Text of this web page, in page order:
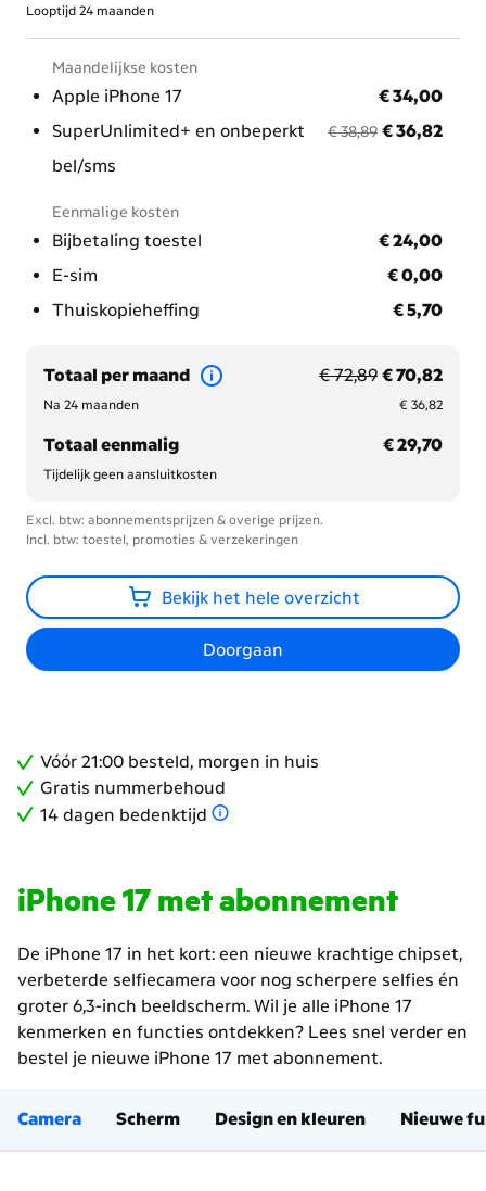
Looptijd 24 maanden
Maandelijkse kosten
Apple iPhone 17 € 34,00
€ 34,00
SuperUnlimited+ en onbeperkt
bel/sms
voorheen € 38,89
€ 38,89
nu met korting €
€ 36,82
Eenmalige kosten
Bijbetaling toestel € 24,00
€ 24,00
E-sim
€ 0,00
€ 0,00
Thuiskopieheffing
€ 5,70
€ 5,70
Totaal per maand voorheen € 72,89
€ 72,89
nu met korting €
€ 70,82
Na 24 maanden € 36,82
€ 36,82
Totaal eenmalig € 29,70
€ 29,70
Tijdelijk geen aansluitkosten
Excl. btw: abonnementsprijzen & overige prijzen.
Incl. btw: toestel, promoties & verzekeringen
Bekijk het hele overzicht
Doorgaan
Vóór 21:00 besteld, morgen in huis
Gratis nummerbehoud
14 dagen bedenktijd
functies, zoals foto’s bewerken of teksten samenvatten.
De batterij gaat extra lang mee en opladen doe je snel
via USB-C of draadloos met Magsafe. Geniet van de
iPhone 17 en alle toffe functies en wees helemaal klaar
iPhone 17 met abonnement
De iPhone 17 in het kort: een nieuwe krachtige chipset,
verbeterde selfiecamera voor nog scherpere selfies én
groter 6,3-inch beeldscherm. Wil je alle iPhone 17
kenmerken en functies ontdekken? Lees snel verder en
bestel je nieuwe iPhone 17 met abonnement.
Camera Scherm Design en kleuren Nieuwe